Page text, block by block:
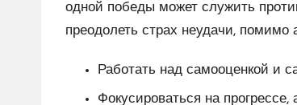
одной победы может служить
преодолеть страх неудачи,
Работать над самооценкой и
Фокусироваться на прогрессе,